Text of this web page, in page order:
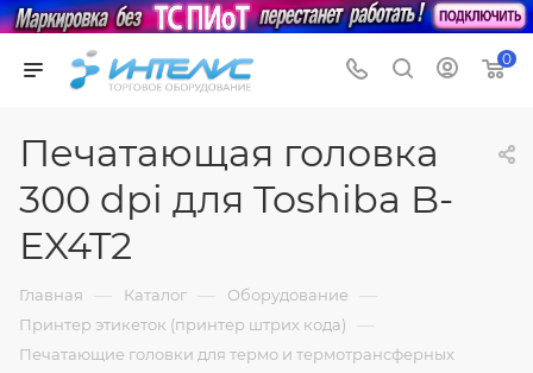
0
Печатающая головка
300 dpi для Toshiba B-
EX4T2
Главная — Каталог — Оборудование —
Принтер этикеток (принтер штрих кода) —
Печатающие головки для термо и термотрансферных